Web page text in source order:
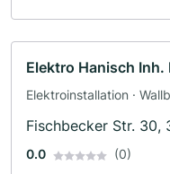
Elektro Hanisch Inh.
Elektroinstallation ·
Solaranlagen · Elektriker
Fischbecker Str. 30,
0.0 (0)